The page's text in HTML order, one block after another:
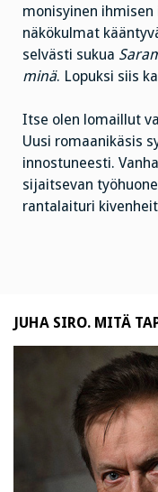
monisyinen
näkökulmat
selvästi sukua
minä. Lopuksi siis
Itse olen lomaillut
Uusi romaanikäsis
innostuneesti.
sijaitsevan
rantalaituri
JUHA SIRO. MITÄ